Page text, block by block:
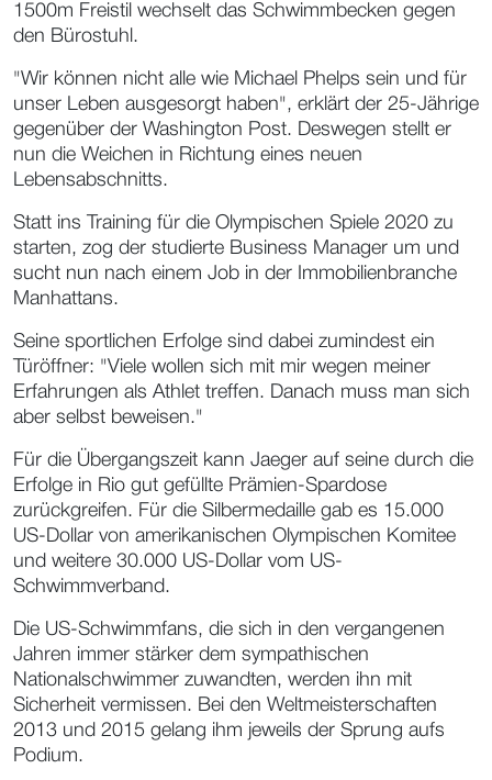
1500m Freistil wechselt das Schwimmbecken gegen
den Bürostuhl.
"Wir können nicht alle wie Michael Phelps sein und für
unser Leben ausgesorgt haben", erklärt der 25-Jährige
gegenüber der Washington Post. Deswegen stellt er
nun die Weichen in Richtung eines neuen
Lebensabschnitts.
Statt ins Training für die Olympischen Spiele 2020 zu
starten, zog der studierte Business Manager um und
sucht nun nach einem Job in der Immobilienbranche
Manhattans.
Seine sportlichen Erfolge sind dabei zumindest ein
Türöffner: "Viele wollen sich mit mir wegen meiner
Erfahrungen als Athlet treffen. Danach muss man sich
aber selbst beweisen."
Für die Übergangszeit kann Jaeger auf seine durch die
Erfolge in Rio gut gefüllte Prämien-Spardose
zurückgreifen. Für die Silbermedaille gab es 15.000
US-Dollar von amerikanischen Olympischen Komitee
und weitere 30.000 US-Dollar vom US-
Schwimmverband.
Die US-Schwimmfans, die sich in den vergangenen
Jahren immer stärker dem sympathischen
Nationalschwimmer zuwandten, werden ihn mit
Sicherheit vermissen. Bei den Weltmeisterschaften
2013 und 2015 gelang ihm jeweils der Sprung aufs
Podium.